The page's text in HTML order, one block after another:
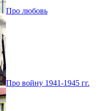
Про любовь
Про войну 1941-1945 гг.